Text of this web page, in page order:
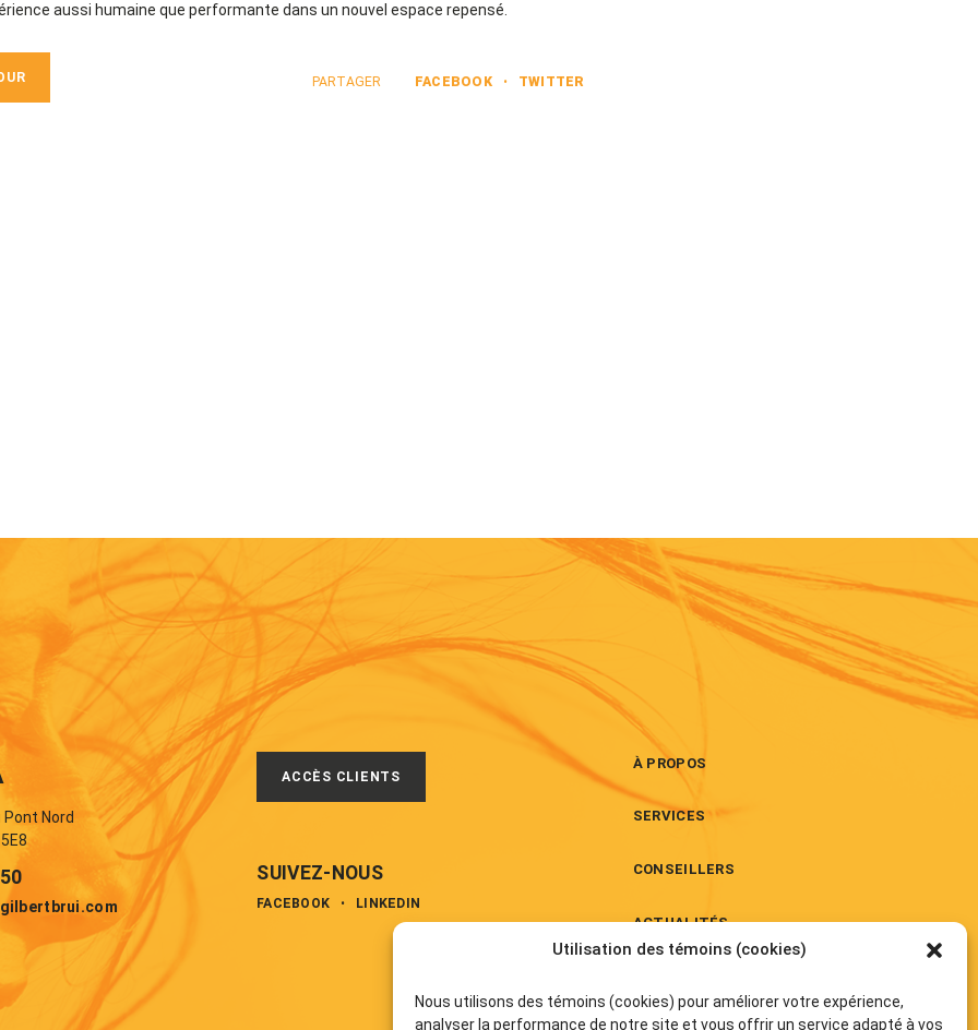
Utilisation des témoins (cookies)
Nous utilisons des témoins (cookies) pour améliorer votre expérience,
analyser la performance de notre site et vous offrir un service adapté à vos
aussi humaine que performante dans un nouvel espace repensé.
PARTAGER FACEBOOK • TWITTER
Pont Nord
ACCÈS CLIENTS
SUIVEZ-NOUS
FACEBOOK • LINKEDIN
À PROPOS
SERVICES
CONSEILLERS
ACTUALITÉS